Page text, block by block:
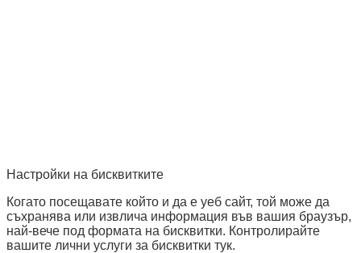
Настройки на бисквитките
Когато посещавате който и да е уеб сайт, той може да
съхранява или извлича информация във вашия браузър,
най-вече под формата на бисквитки. Контролирайте
вашите лични услуги за бисквитки тук.